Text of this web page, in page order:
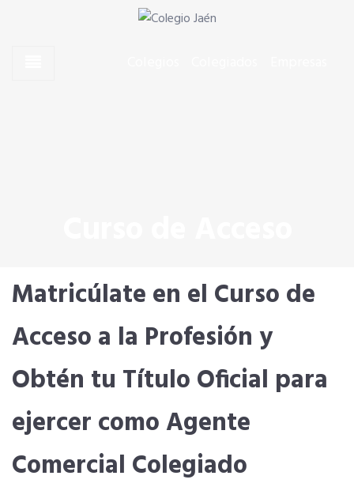
Colegio Jaén
Agentes Comerciales de Jaén
Dónde estamos
SERVICIOS EN TU COLEGIO
Si eres mujer o tienes menos de 36…
Matricúlate en el Curso de
Acceso a la Profesión y
Obtén tu Título Oficial para
ejercer como Agente
Comercial Colegiado